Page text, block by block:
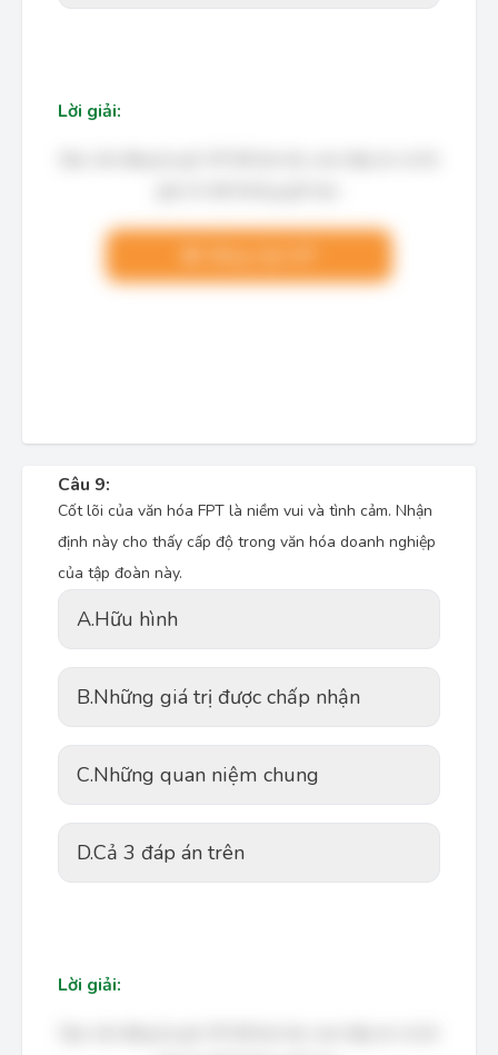
Lời giải:
Câu 9:
Cốt lõi của văn hóa FPT là niềm vui và tình cảm. Nhận
định này cho thấy cấp độ trong văn hóa doanh nghiệp
của tập đoàn này.
A.Hữu hình
B.Những giá trị được chấp nhận
C.Những quan niệm chung
D.Cả 3 đáp án trên
Lời giải: